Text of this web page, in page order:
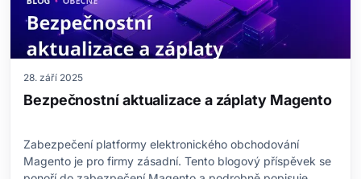
28. září 2025
Bezpečnostní aktualizace a záplaty Magento
Zabezpečení platformy elektronického obchodování
Magento je pro firmy zásadní. Tento blogový příspěvek se